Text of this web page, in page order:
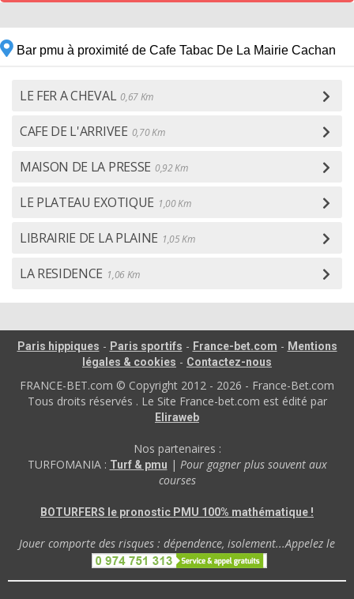
Bar pmu à proximité de Cafe Tabac De La Mairie Cachan
LE FER A CHEVAL 0,67 Km
CAFE DE L'ARRIVEE 0,70 Km
MAISON DE LA PRESSE 0,92 Km
LE PLATEAU EXOTIQUE 1,00 Km
LIBRAIRIE DE LA PLAINE 1,05 Km
LA RESIDENCE 1,06 Km
Paris hippiques - Paris sportifs - France-bet.com - Mentions
légales & cookies - Contactez-nous
FRANCE-BET.com © Copyright 2012 - 2026 - France-Bet.com
Tous droits réservés . Le Site France-bet.com est édité par
Eliraweb
Nos partenaires :
TURFOMANIA : Turf & pmu | Pour gagner plus souvent aux
courses
BOTURFERS le pronostic PMU 100% mathématique !
Jouer comporte des risques : dépendence, isolement...Appelez le